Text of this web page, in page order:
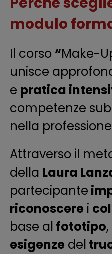
modulo
Il corso “Make-
unisce
e pratica
competenze
nella
Attraverso il
della Laura
partecipante
riconoscere i
base al fototipo
esigenze del